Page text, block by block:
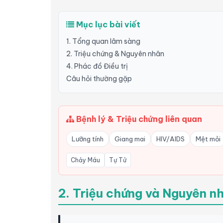
Mục lục bài viết
1. Tổng quan lâm sàng
2. Triệu chứng & Nguyên nhân
4. Phác đồ Điều trị
Câu hỏi thường gặp
Bệnh lý & Triệu chứng liên quan
Lưỡng tính Giang mai HIV/AIDS Mệt mỏi
Chảy Máu Tự Tử
2. Triệu chứng và Nguyên